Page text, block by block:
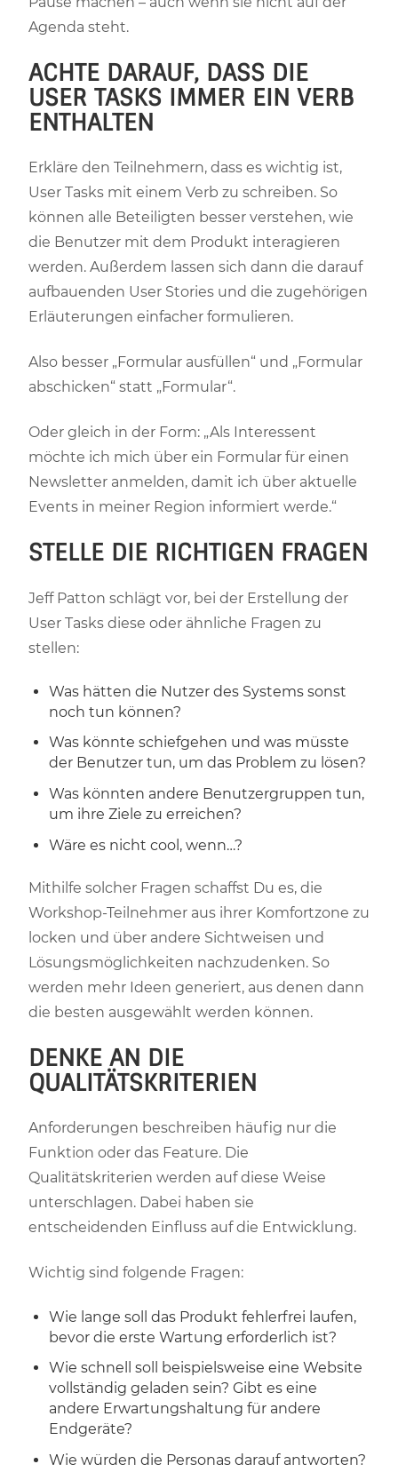
Agenda steht.
ACHTE DARAUF, DASS DIE
USER TASKS IMMER EIN VERB
ENTHALTEN
Erkläre den Teilnehmern, dass es wichtig ist,
User Tasks mit einem Verb zu schreiben. So
können alle Beteiligten besser verstehen, wie
die Benutzer mit dem Produkt interagieren
werden. Außerdem lassen sich dann die darauf
aufbauenden User Stories und die zugehörigen
Erläuterungen einfacher formulieren.
Also besser „Formular ausfüllen“ und „Formular
abschicken“ statt „Formular“.
Oder gleich in der Form: „Als Interessent
möchte ich mich über ein Formular für einen
Newsletter anmelden, damit ich über aktuelle
Events in meiner Region informiert werde.“
STELLE DIE RICHTIGEN FRAGEN
Jeff Patton schlägt vor, bei der Erstellung der
User Tasks diese oder ähnliche Fragen zu
stellen:
Was hätten die Nutzer des Systems sonst
noch tun können?
Was könnte schiefgehen und was müsste
der Benutzer tun, um das Problem zu lösen?
Was könnten andere Benutzergruppen tun,
um ihre Ziele zu erreichen?
Wäre es nicht cool, wenn…?
Mithilfe solcher Fragen schaffst Du es, die
Workshop-Teilnehmer aus ihrer Komfortzone zu
locken und über andere Sichtweisen und
Lösungsmöglichkeiten nachzudenken. So
werden mehr Ideen generiert, aus denen dann
die besten ausgewählt werden können.
DENKE AN DIE
QUALITÄTSKRITERIEN
Anforderungen beschreiben häufig nur die
Funktion oder das Feature. Die
Qualitätskriterien werden auf diese Weise
unterschlagen. Dabei haben sie
entscheidenden Einfluss auf die Entwicklung.
Wichtig sind folgende Fragen:
Wie lange soll das Produkt fehlerfrei laufen,
bevor die erste Wartung erforderlich ist?
Wie schnell soll beispielsweise eine Website
vollständig geladen sein? Gibt es eine
andere Erwartungshaltung für andere
Endgeräte?
Wie würden die Personas darauf antworten?